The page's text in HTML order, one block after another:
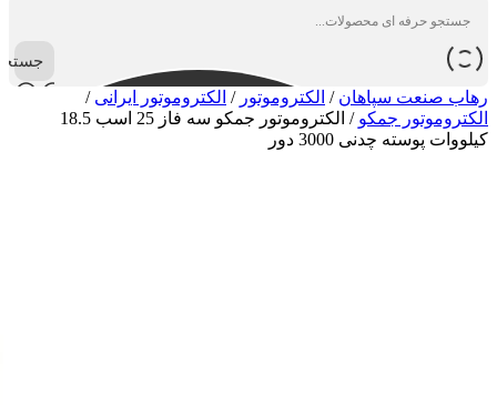
رهاب صنعت سپاهان / الکتروموتور / الکتروموتور ایرانی /
الکتروموتور جمکو /
الکتروموتور جمکو سه فاز 25 اسب 18.5
کیلووات پوسته چدنی 3000 دور